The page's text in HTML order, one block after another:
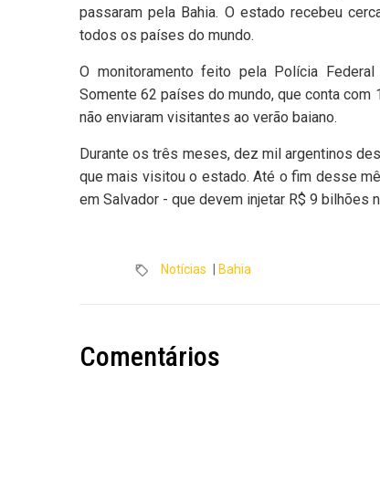
passaram pela Bahia. O estado recebeu
todos os países do mundo.
O monitoramento feito pela Polícia
Somente 62 países do mundo, que conta
não enviaram visitantes ao verão baiano.
Durante os três meses, dez mil argentinos
que mais visitou o estado. Até o fim desse
em Salvador - que devem injetar R$ 9 bilhões
Notícias Bahia
Comentários